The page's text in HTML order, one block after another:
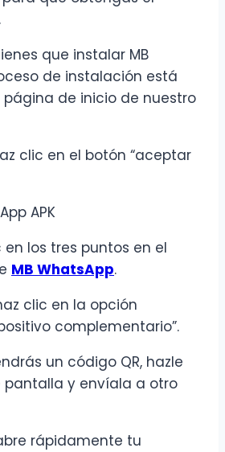
que instalar MB
de instalación está
página de inicio de nuestro
clic en el botón “aceptar
en los tres puntos en el
MB WhatsApp.
clic en la opción
complementario”.
un código QR, hazle
y envíala a otro
rápidamente tu